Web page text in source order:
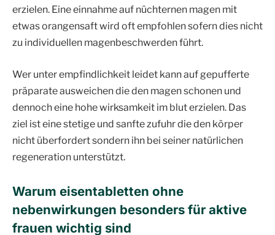
erzielen. Eine einnahme auf nüchternen magen mit
etwas orangensaft wird oft empfohlen sofern dies nicht
zu individuellen magenbeschwerden führt.
Wer unter empfindlichkeit leidet kann auf gepufferte
präparate ausweichen die den magen schonen und
dennoch eine hohe wirksamkeit im blut erzielen. Das
ziel ist eine stetige und sanfte zufuhr die den körper
nicht überfordert sondern ihn bei seiner natürlichen
regeneration unterstützt.
Warum eisentabletten ohne
nebenwirkungen besonders für aktive
frauen wichtig sind